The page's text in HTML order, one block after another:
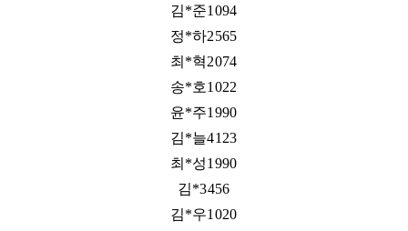
김*준1094
정*하2565
최*혁2074
송*호1022
윤*주1990
김*늘4123
최*성1990
김*3456
김*우1020